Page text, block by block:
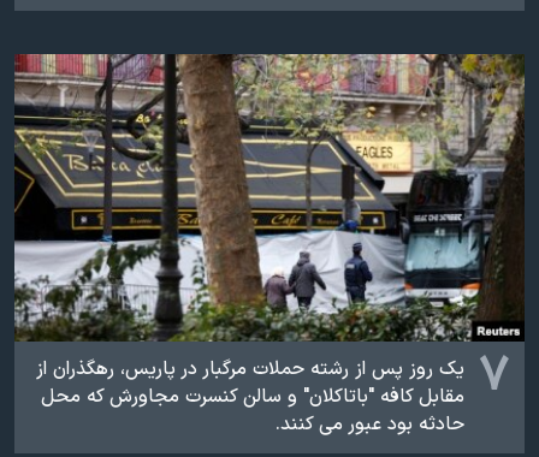
۷ یک روز پس از رشته حملات مرگبار در پاریس، رهگذران از
مقابل کافه "باتاکلان" و سالن کنسرت مجاورش که محل
حادثه بود عبور می کنند.